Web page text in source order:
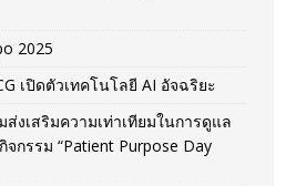
2025
เปิดตัวเทคโนโลยี AI อัจฉริยะ
ส่งเสริมความเท่าเทียมในการดูแล
กรรม “Patient Purpose Day